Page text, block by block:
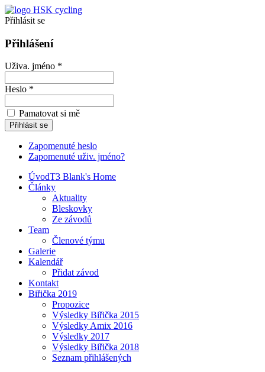
Přihlásit se
Přihlášení
Uživa. jméno *
Heslo *
Pamatovat si mě
Zapomenuté heslo
Zapomenuté uživ. jméno?
ÚvodT3 Blank's Home
Články
Aktuality
Bleskovky
Ze závodů
Team
Členové týmu
Galerie
Kalendář
Přidat závod
Kontakt
Biřička 2019
Propozice
Výsledky Biřička 2015
Výsledky Amix 2016
Výsledky 2017
Výsledky Biřička 2018
Seznam přihlášených